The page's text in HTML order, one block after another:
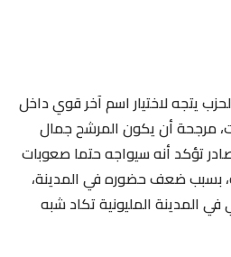
يتجه لاختيار اسم آخر قوي داخل
مرجحة أن يكون المرشح جمال
تؤكد أنه سيواجه حتما صعوبات
بسبب ضعف حضوره في المدينة،
المدينة المليونية تكاد شبه